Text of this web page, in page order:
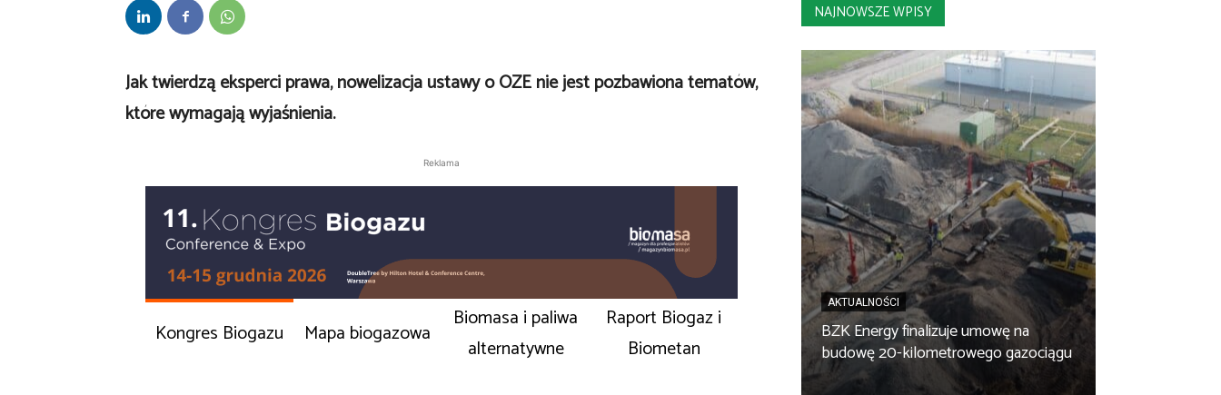
Jak twierdzą eksperci prawa, nowelizacja ustawy o OZE nie jest pozbawiona tematów,
które wymagają wyjaśnienia.
Reklama
Kongres Biogazu Mapa biogazowa
Biomasa i paliwa
alternatywne
Raport Biogaz i
Biometan
NAJNOWSZE WPISY
AKTUALNOŚCI
BZK Energy finalizuje umowę na
budowę 20-kilometrowego gazociągu